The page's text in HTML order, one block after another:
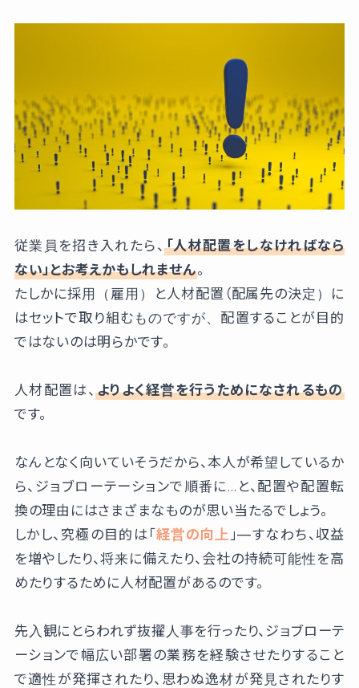
従業員を招き入れたら、 「人材配置をしなければなら
ない」とお考えかもしれません。
たしかに採用（雇用）と人材配置（配属先の決定）に
はセットで取り組むものですが、配置することが目的
ではないのは明らかです。
人材配置は、 よりよく経営を行うためになされるもの
です。
なんとなく向いていそうだから、本人が希望しているか
ら、ジョブローテーションで順番に…と、配置や配置転
換の理由にはさまざまなものが思い当たるでしょう。
しかし、究極の目的は「経営の向上 」―すなわち、収益
を増やしたり、将来に備えたり、会社の持続可能性を高
めたりするために人材配置があるのです。
先入観にとらわれず抜擢人事を行ったり、ジョブローテ
ーションで幅広い部署の業務を経験させたりすること
で適性が発揮されたり、思わぬ逸材が発見されたりす